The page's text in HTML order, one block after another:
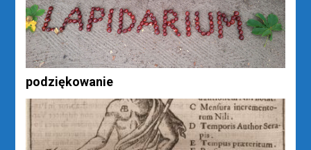
podziękowanie